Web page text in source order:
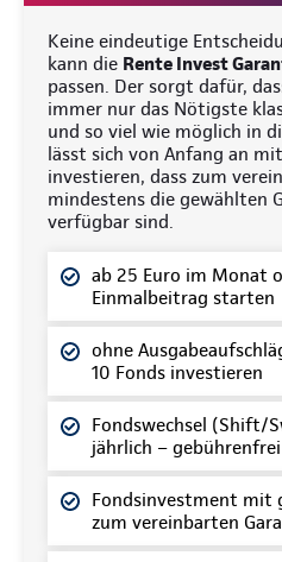
Keine eindeutige
kann die Rente Invest
passen. Der sorgt dafür,
immer nur das Nötigste
und so viel wie möglich in
lässt sich von Anfang an
investieren, dass zum
mindestens die gewählten
verfügbar sind.
ab 25 Euro im Monat
Einmalbeitrag starten
ohne
10 Fonds investieren
Fondswechsel (Shift/
jährlich –
Fondsinvestment mit
zum vereinbarten